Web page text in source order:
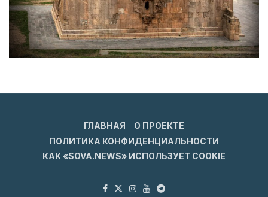
ГЛАВНАЯ
О ПРОЕКТЕ
ПОЛИТИКА КОНФИДЕНЦИАЛЬНОСТИ
КАК «SOVA.NEWS» ИСПОЛЬЗУЕТ COOKIE